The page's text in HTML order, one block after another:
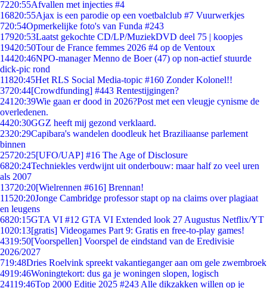
7220:55Afvallen met injecties #4
16820:55Ajax is een parodie op een voetbalclub #7 Vuurwerkjes
720:54Opmerkelijke foto's van Funda #243
17920:53Laatst gekochte CD/LP/MuziekDVD deel 75 | koopjes
19420:50Tour de France femmes 2026 #4 op de Ventoux
14420:46NPO-manager Menno de Boer (47) op non-actief stuurde
dick-pic rond
11820:45Het RLS Social Media-topic #160 Zonder Kolonel!!
3720:44[Crowdfunding] #443 Rentestijgingen?
241 20:39Wie gaan er dood in 2026?Post met een vleugje cynisme de
overledenen.
4420:30GGZ heeft mij gezond verklaard.
2320:29Capibara's wandelen doodleuk het Braziliaanse parlement
binnen
25720:25[UFO/UAP] #16 The Age of Disclosure
6820:24Techniekles verdwijnt uit onderbouw: maar half zo veel uren
als 2007
13720:20[Wielrennen #616] Brennan!
11520:20Jonge Cambridge professor stapt op na claims over plagiaat
en leugens
6820:15GTA VI #12 GTA VI Extended look 27 Augustus Netflix/YT
1020:13[gratis] Videogames Part 9: Gratis en free-to-play games!
4319:50[Voorspellen] Voorspel de eindstand van de Eredivisie
2026/2027
719:48Dries Roelvink spreekt vakantieganger aan om gele zwembroek
4919:46Woningtekort: dus ga je woningen slopen, logisch
24119:46Top 2000 Editie 2025 #243 Alle dikzakken willen op je